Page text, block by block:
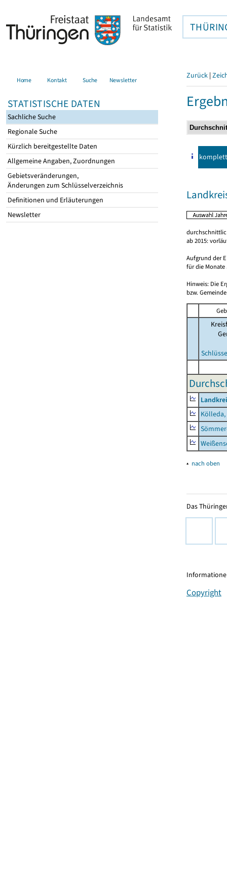
Home Kontakt Suche Newsletter
STATISTISCHE DATEN
Sachliche Suche
Regionale Suche
Kürzlich bereitgestellte Daten
Allgemeine Angaben, Zuordnungen
Gebietsveränderungen,
Änderungen zum Schlüsselverzeichnis
Definitionen und Erläuterungen
Newsletter
Zurück |
komplett
ab 2015:
Aufgrund der
für die Monate
Hinweis: Die
bzw.
▴ nach oben
Das
Copyright